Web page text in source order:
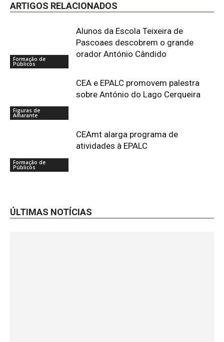
ARTIGOS RELACIONADOS
Formação de
Públicos
Alunos da Escola Teixeira de
Pascoaes descobrem o grande
orador António Cândido
Figuras de
Amarante
CEA e EPALC promovem palestra
sobre António do Lago Cerqueira
Formação de
Públicos
CEAmt alarga programa de
atividades à EPALC
ÚLTIMAS NOTÍCIAS